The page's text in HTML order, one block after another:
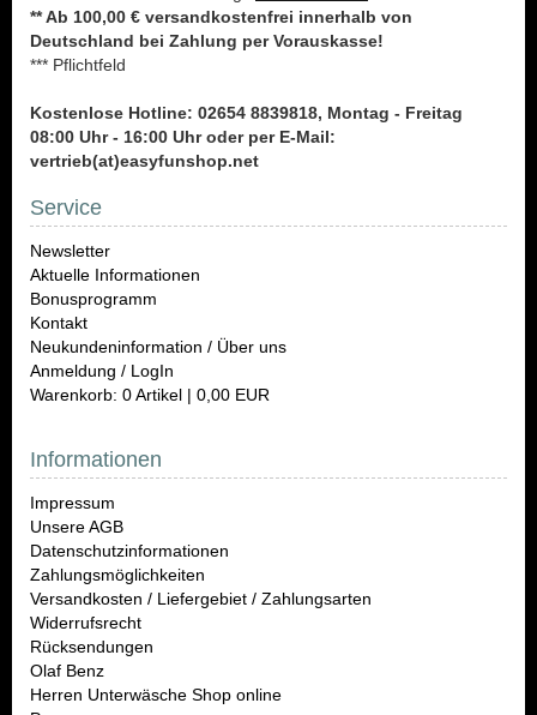
** Ab 100,00 € versandkostenfrei innerhalb von
Deutschland bei Zahlung per Vorauskasse!
*** Pflichtfeld
Kostenlose Hotline: 02654 8839818, Montag - Freitag
08:00 Uhr - 16:00 Uhr oder per E-Mail:
vertrieb(at)easyfunshop.net
Service
Newsletter
Aktuelle Informationen
Bonusprogramm
Kontakt
Neukundeninformation / Über uns
Anmeldung / LogIn
Warenkorb: 0 Artikel | 0,00 EUR
Informationen
Impressum
Unsere AGB
Datenschutzinformationen
Zahlungsmöglichkeiten
Versandkosten / Liefergebiet / Zahlungsarten
Widerrufsrecht
Rücksendungen
Olaf Benz
Herren Unterwäsche Shop online